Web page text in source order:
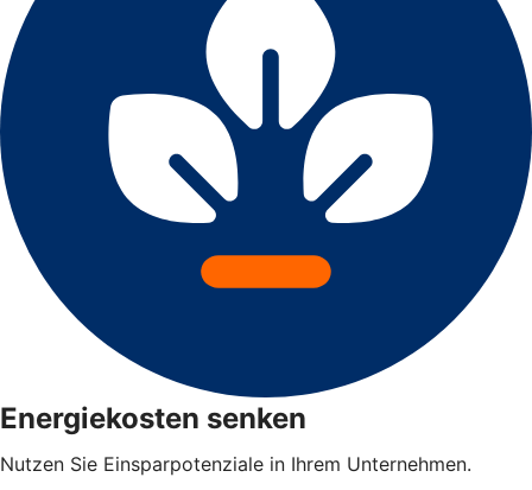
Energiekosten senken
Nutzen Sie Einsparpotenziale in Ihrem Unternehmen.